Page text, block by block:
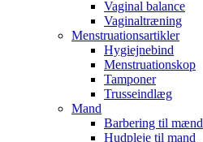
Vaginal balance
Vaginaltræning
Menstruationsartikler
Hygiejnebind
Menstruationskop
Tamponer
Trusseindlæg
Mand
Barbering til mænd
Hudpleje til mand